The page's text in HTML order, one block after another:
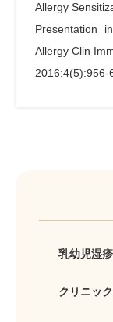
Allergy
Presentation
Allergy Clin
2016;4(5):956-
乳幼児湿疹
クリニッ